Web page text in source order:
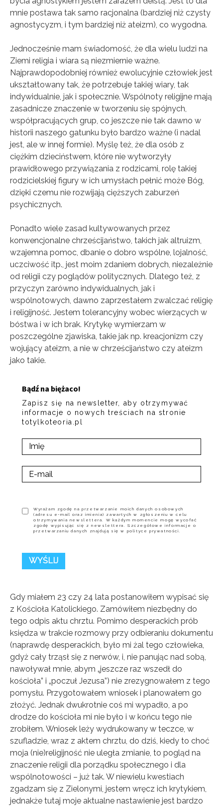
mnie postawa tak samo racjonalna (bardziej niż czysty
agnostycyzm, i tym bardziej niż ateizm), co wygodna.
Jednocześnie mam świadomość, że dla wielu ludzi na
Ziemi religia i wiara są niezmiernie ważne.
Najprawdopodobniej również ewolucyjnie człowiek jest
ukształtowany tak, że potrzebuje takiej wiary, tak
indywidualnie, jak i społecznie. Wspólnoty religijne mają
zasadnicze znaczenie w tworzeniu się spójnych,
współpracujących grup, co jeszcze nie tak dawno w
historii naszego gatunku było bardzo ważne (i nadal
jest, ale w innej formie). Myślę też, że dla osób z
ciężkim dzieciństwem, które nie wytworzyły
prawidłowego przywiązania z rodzicami, rolę takiej
rodzicielskiej figury w ich umysłach pełnić może Bóg,
dzięki czemu nie rozwijają cięższych zaburzeń
psychicznych.
Ponadto wiele zasad kultywowanych przez
konwencjonalne chrześcijaństwo, takich jak altruizm,
wzajemna pomoc, dbanie o dobro wspólne, lojalność,
uczciwość itp., jest moim zdaniem dobrych, niezależnie
od religii czy poglądów politycznych. Dlatego też, z
przyczyn zarówno indywidualnych, jak i
wspólnotowych, dawno zaprzestałem zwalczać religię
i religijność. Jestem tolerancyjny wobec wierzących w
bóstwa i w ich brak. Krytykę wymierzam w
poszczególne zjawiska, takie jak np. kreacjonizm czy
wojujący ateizm, a nie w chrześcijaństwo czy ateizm
jako takie.
Bądź na biężaco!
Zapisz się na newsletter, aby otrzymywać
informacje o nowych treściach na stronie
totylkoteoria.pl
Wyrażam zgodę na przetwarzanie moich danych osobowych
(adresu e-mail oraz imienia) zawartych w zgłoszeniu w celu
otrzymywania newslettera. W każdym momencie mogę wycofać
zgodę wypisując się z newslettera. Szczegółowe informacje o
przetwarzaniu danych znajdują się w polityce prywatności.
Gdy miałem 23 czy 24 lata postanowiłem wypisać się
z Kościoła Katolickiego. Zamówiłem niezbędny do
tego odpis aktu chrztu. Pomimo desperackich prób
księdza w trakcie rozmowy przy odbieraniu dokumentu
(naprawdę desperackich, było mi żal tego człowieka,
gdyż cały trząsł się z nerwów, i, nie panując nad sobą,
nawoływał mnie, abym „jeszcze raz wszedł do
kościoła” i „poczuł Jezusa”) nie zrezygnowałem z tego
pomysłu. Przygotowałem wniosek i planowałem go
złożyć. Jednak dwukrotnie coś mi wypadło, a po
drodze do kościoła mi nie było i w końcu tego nie
zrobiłem. Wniosek leży wydrukowany w teczce, w
szufladzie, wraz z aktem chrztu, do dziś, kiedy to choć
moja (nie)religijność nie uległa zmianie, to pogląd na
znaczenie religii dla porządku społecznego i dla
wspólnotowości – już tak. W niewielu kwestiach
zgadzam się z Zielonymi, jestem wręcz ich krytykiem,
jednakże tutaj moje aktualne nastawienie jest bardzo